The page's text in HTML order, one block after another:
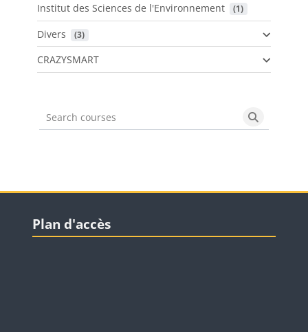
Institut des Sciences de l'Environnement
(1)
Divers (3)
CRAZYSMART
Search courses Search
Blocs
Plan d'accès